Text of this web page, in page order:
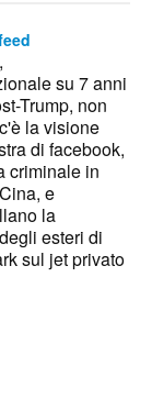
su 7 anni
Trump, non
la visione
di facebook,
criminale in
e
la
esteri di
sul jet privato